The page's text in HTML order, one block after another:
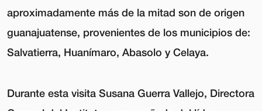
aproximadamente más de la mitad son de origen
guanajuatense, provenientes de los municipios de:
Salvatierra, Huanímaro, Abasolo y Celaya.
Durante esta visita Susana Guerra Vallejo, Directora